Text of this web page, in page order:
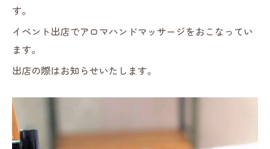
す。
イベント出店でアロマハンドマッサージをおこなってい
ます。
出店の際はお知らせいたします。